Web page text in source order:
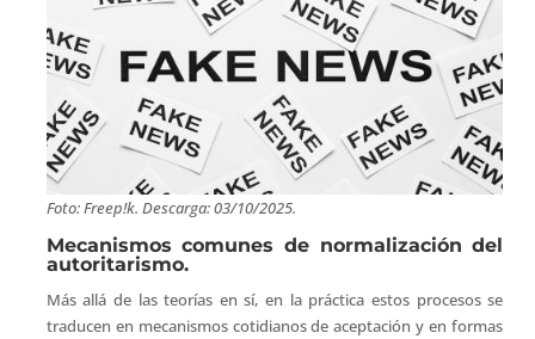
Foto: Freep!k. Descarga: 03/10/2025.
Mecanismos comunes de normalización del
autoritarismo.
Más allá de las teorías en sí, en la práctica estos procesos se
traducen en mecanismos cotidianos de aceptación y en formas